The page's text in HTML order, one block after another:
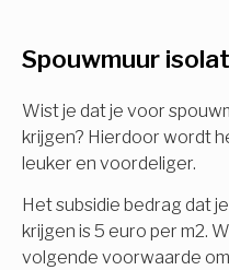
Spouwmuur
Wist je dat je voor
krijgen? Hierdoor wordt
leuker en voordeliger.
Het subsidie bedrag dat
krijgen is 5 euro per m2.
volgende voorwaarde
Isolatiemaatregel
Spouwisolatie
Vloerisolatie
Dakisolatie
Vul uw gegevens
Voornaam